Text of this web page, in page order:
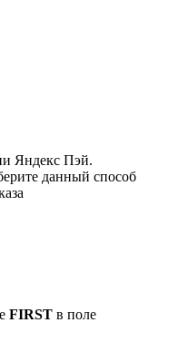
Яндекс Пэй.
данный способ
FIRST в поле